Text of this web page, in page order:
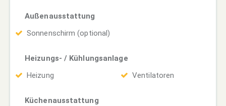
Außenausstattung
Sonnenschirm (optional)
Heizungs- / Kühlungsanlage
Heizung
Ventilatoren
Küchenausstattung